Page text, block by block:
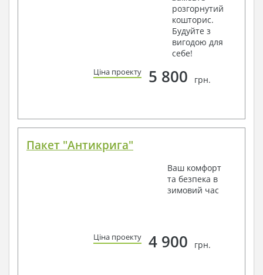
розгорнутий
кошторис.
Будуйте з
вигодою для
себе!
Ціна проекту 5 800 грн.
Пакет "Антикрига"
Ваш комфорт
та безпека в
зимовий час
Ціна проекту 4 900 грн.